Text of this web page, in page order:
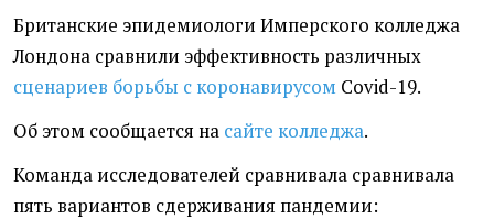
Британские эпидемиологи Имперского колледжа
Лондона сравнили эффективность различных
сценариев борьбы с коронавирусом Covid-19.
Об этом сообщается на сайте колледжа.
Команда исследователей сравнивала сравнивала
пять вариантов сдерживания пандемии: